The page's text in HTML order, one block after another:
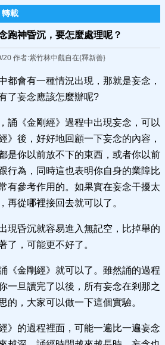
轉載
跑神昏沉，要怎麼處​理呢？
20 作者:紫竹林中觀自在{釋新善}
都會有一種情況出現，那就是妄念，
了妄念應該怎麼辦呢?
誦《金剛經》過程中出現妄念，可以
》後，好好地回顧一下妄念的內容，
是你以前放不下的東西，或者你以前
行為，同時這也表明你自身的業障比
有參考作用的。如果實在妄念干擾太
再從哪裡接回去就可以了。
現昏沉就容易進入無記空，比掉舉的
了，可能更不好了。
《金剛經》就可以了。雖然誦的過程
一旦讀完了以後，所有妄念在剎那之
的，大家可以做一下這個實驗。
》的過程裡面，可能一遍比一遍妄念